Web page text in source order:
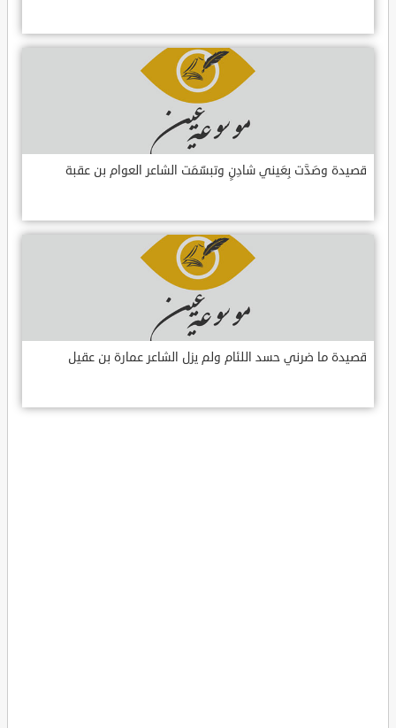
قصيدة وصَدَّت بِعَيني شادِنٍ وتبسّمَت الشاعر العوام بن عقبة
قصيدة ما ضرني حسد اللئام ولم يزل الشاعر عمارة بن عقيل